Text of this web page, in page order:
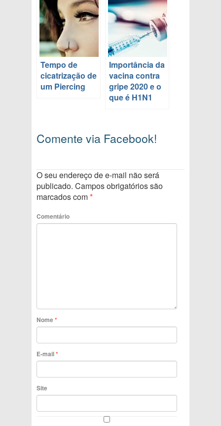
Tempo de
cicatrização de
um Piercing
Importância da
vacina contra
gripe 2020 e o
que é H1N1
Comente via Facebook!
O seu endereço de e-mail não será
publicado. Campos obrigatórios são
marcados com*
Comentário
Nome*
E-mail*
Site